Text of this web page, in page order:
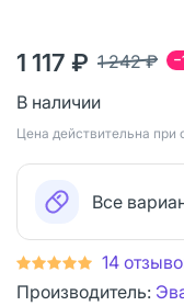
1 242 ₽
1 117 ₽
В наличии
Цена действительна при
Все
14
Производитель: